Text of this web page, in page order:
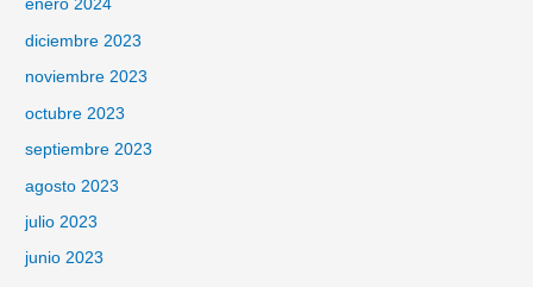
enero 2024
diciembre 2023
noviembre 2023
octubre 2023
septiembre 2023
agosto 2023
julio 2023
junio 2023